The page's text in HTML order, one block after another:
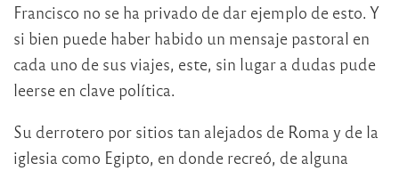
Francisco no se ha privado de dar ejemplo de esto. Y
si bien puede haber habido un mensaje pastoral en
cada uno de sus viajes, este, sin lugar a dudas pude
leerse en clave política.
Su derrotero por sitios tan alejados de Roma y de la
iglesia como Egipto, en donde recreó, de alguna